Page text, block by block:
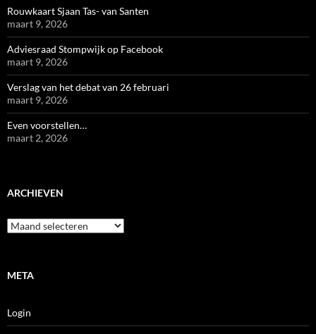
Rouwkaart Sjaan Tas- van Santen
maart 9, 2026
Adviesraad Stompwijk op Facebook
maart 9, 2026
Verslag van het debat van 26 februari
maart 9, 2026
Even voorstellen…
maart 2, 2026
ARCHIEVEN
Archieven
META
Login